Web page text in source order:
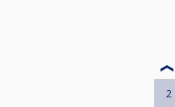
2